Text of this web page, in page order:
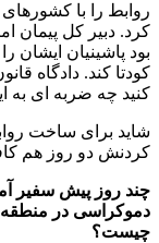
روابط را با
کرد. دبیر کل پیمان
کودتا کند. دادگاه
کنید چه ضربه ای به
شاید برای ساخت
کردنش دو روز هم
چند روز پیش سفیر
دموکراسی در منطقه
چیست؟